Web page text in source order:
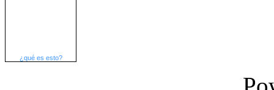
¿qué es esto?